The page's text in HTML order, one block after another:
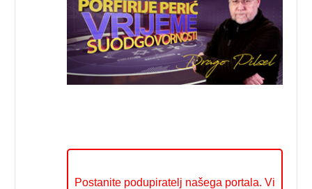
Postanite podupiratelj našega portala. Vi